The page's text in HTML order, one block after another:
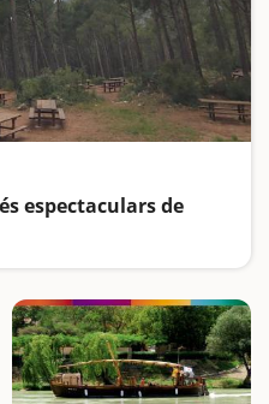
espectaculars de